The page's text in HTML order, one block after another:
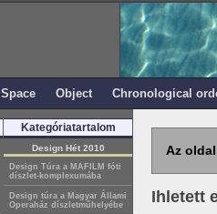
Space Object Chronological
Kategóriatartalom
Design Hét 2010
Design Túra a MAFILM fóti
díszlet-komplexumába
Design túra a Magyar Állami
Operaház díszletműhelyébe
Az
Ihletett